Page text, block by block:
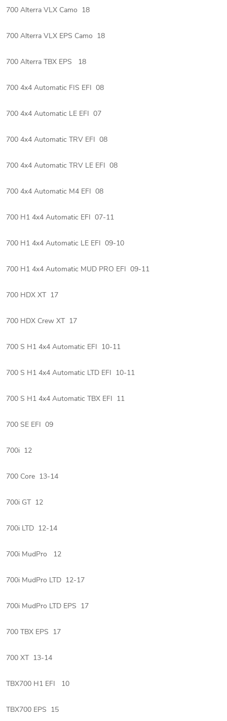
700 Alterra VLX Camo 18
700 Alterra VLX EPS Camo 18
700 Alterra TBX EPS 18
700 4x4 Automatic FIS EFI 08
700 4x4 Automatic LE EFI 07
700 4x4 Automatic TRV EFI 08
700 4x4 Automatic TRV LE EFI 08
700 4x4 Automatic M4 EFI 08
700 H1 4x4 Automatic EFI 07-11
700 H1 4x4 Automatic LE EFI 09-10
700 H1 4x4 Automatic MUD PRO EFI 09-11
700 HDX XT 17
700 HDX Crew XT 17
700 S H1 4x4 Automatic EFI 10-11
700 S H1 4x4 Automatic LTD EFI 10-11
700 S H1 4x4 Automatic TBX EFI 11
700 SE EFI 09
700i 12
700 Core 13-14
700i GT 12
700i LTD 12-14
700i MudPro 12
700i MudPro LTD 12-17
700i MudPro LTD EPS 17
700 TBX EPS 17
700 XT 13-14
TBX700 H1 EFI 10
TBX700 EPS 15